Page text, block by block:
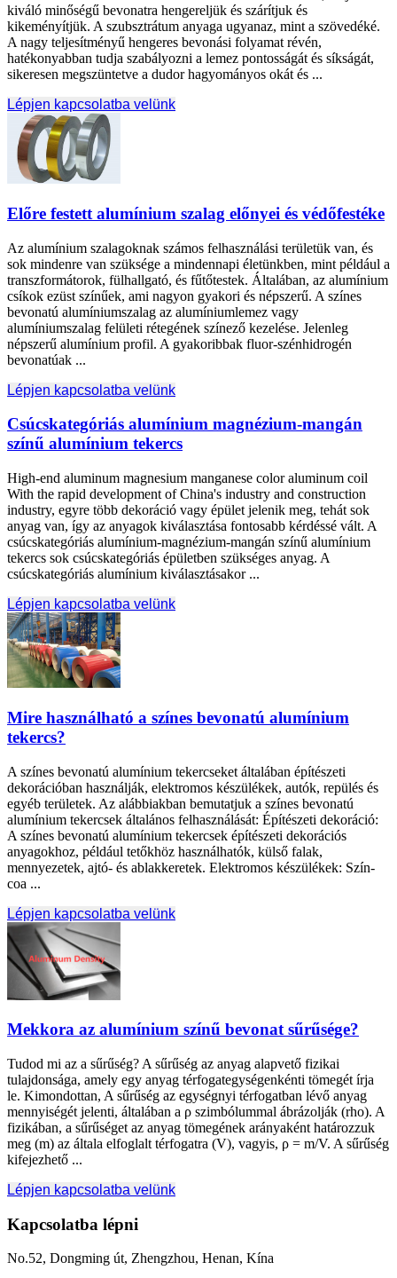
kiváló minőségű bevonatra hengereljük és szárítjuk és
kikeményítjük. A szubsztrátum anyaga ugyanaz, mint a szövedéké.
A nagy teljesítményű hengeres bevonási folyamat révén,
hatékonyabban tudja szabályozni a lemez pontosságát és síkságát,
sikeresen megszüntetve a dudor hagyományos okát és ...
Lépjen kapcsolatba velünk
Előre festett alumínium szalag előnyei és védőfestéke
Az alumínium szalagoknak számos felhasználási területük van, és
sok mindenre van szüksége a mindennapi életünkben, mint például a
transzformátorok, fülhallgató, és fűtőtestek. Általában, az alumínium
csíkok ezüst színűek, ami nagyon gyakori és népszerű. A színes
bevonatú alumíniumszalag az alumíniumlemez vagy
alumíniumszalag felületi rétegének színező kezelése. Jelenleg
népszerű alumínium profil. A gyakoribbak fluor-szénhidrogén
bevonatúak ...
Lépjen kapcsolatba velünk
Csúcskategóriás alumínium magnézium-mangán
színű alumínium tekercs
High-end aluminum magnesium manganese color aluminum coil
With the rapid development of China's industry and construction
industry, egyre több dekoráció vagy épület jelenik meg, tehát sok
anyag van, így az anyagok kiválasztása fontosabb kérdéssé vált. A
csúcskategóriás alumínium-magnézium-mangán színű alumínium
tekercs sok csúcskategóriás épületben szükséges anyag. A
csúcskategóriás alumínium kiválasztásakor ...
Lépjen kapcsolatba velünk
Mire használható a színes bevonatú alumínium
tekercs?
A színes bevonatú alumínium tekercseket általában építészeti
dekorációban használják, elektromos készülékek, autók, repülés és
egyéb területek. Az alábbiakban bemutatjuk a színes bevonatú
alumínium tekercsek általános felhasználását: Építészeti dekoráció:
A színes bevonatú alumínium tekercsek építészeti dekorációs
anyagokhoz, például tetőkhöz használhatók, külső falak,
mennyezetek, ajtó- és ablakkeretek. Elektromos készülékek: Szín-
coa ...
Lépjen kapcsolatba velünk
Mekkora az alumínium színű bevonat sűrűsége?
Tudod mi az a sűrűség? A sűrűség az anyag alapvető fizikai
tulajdonsága, amely egy anyag térfogategységenkénti tömegét írja
le. Kimondottan, A sűrűség az egységnyi térfogatban lévő anyag
mennyiségét jelenti, általában a ρ szimbólummal ábrázolják (rho). A
fizikában, a sűrűséget az anyag tömegének arányaként határozzuk
meg (m) az általa elfoglalt térfogatra (V), vagyis, ρ = m/V. A sűrűség
kifejezhető ...
Lépjen kapcsolatba velünk
Kapcsolatba lépni
No.52, Dongming út, Zhengzhou, Henan, Kína